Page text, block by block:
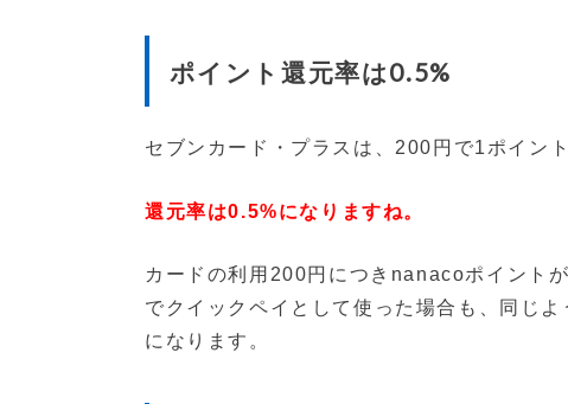
ポイント還元率は0.5%
セブンカード・プラスは、200円で1ポイン
還元率は0.5%になりますね。
カードの利用200円につきnanacoポイント
でクイックペイとして使った場合も、同じ
になります。